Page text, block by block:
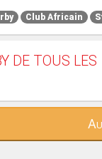
Club Africain
DE TOUS LES